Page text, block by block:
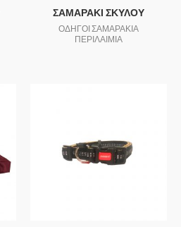
ΣΑΜΑΡΑΚΙ ΣΚΥΛΟΥ
ΟΔΗΓΟΙ ΣΑΜΑΡΑΚΙΑ
ΠΕΡΙΛΑΙΜΙΑ